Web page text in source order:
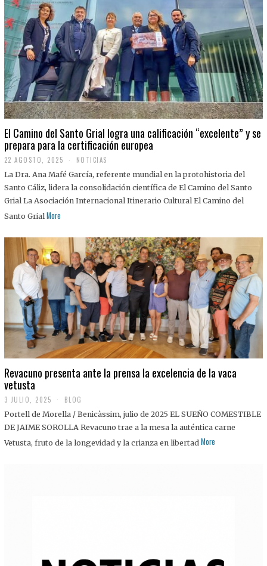
El Camino del Santo Grial logra una calificación “excelente” y se
prepara para la certificación europea
22 AGOSTO, 2025
2
A
G
O
S
2
5
NOTICIAS
La Dra. Ana Mafé García, referente mundial en la protohistoria del
Santo Cáliz, lidera la consolidación científica de El Camino del Santo
Grial La Asociación Internacional Itinerario Cultural El Camino del
Santo Grial More
Revacuno presenta ante la prensa la excelencia de la vaca
vetusta
3 JULIO, 2025
J
U
I
BLOG
Portell de Morella / Benicàssim, julio de 2025 EL SUEÑO COMESTIBLE
DE JAIME SOROLLA Revacuno trae a la mesa la auténtica carne
Vetusta, fruto de la longevidad y la crianza en libertad More